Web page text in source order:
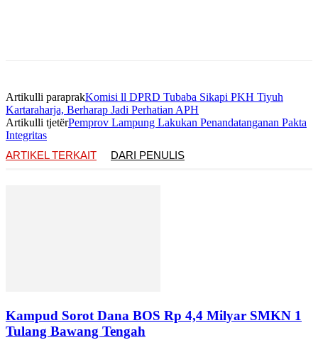
Artikulli paraprakKomisi ll DPRD Tubaba Sikapi PKH Tiyuh
Kartaraharja, Berharap Jadi Perhatian APH
Artikulli tjetërPemprov Lampung Lakukan Penandatanganan Pakta
Integritas
ARTIKEL TERKAIT
DARI PENULIS
Kampud Sorot Dana BOS Rp 4,4 Milyar SMKN 1
Tulang Bawang Tengah